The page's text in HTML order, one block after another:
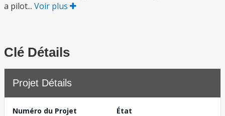
a pilot... Voir plus
Clé Détails
Projet Détails
Numéro du Projet
État